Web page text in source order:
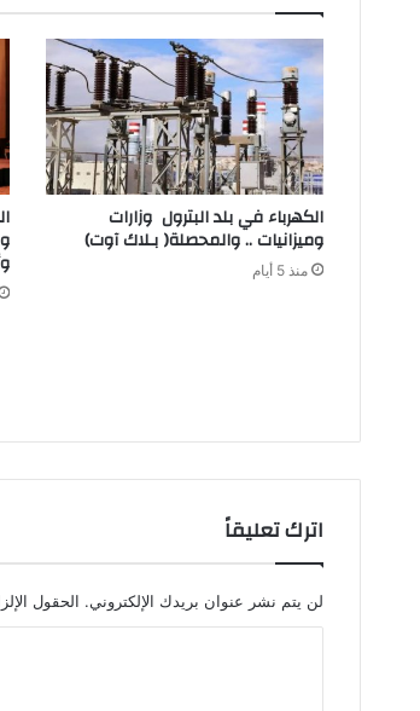
الكهرباء‭ ‬في‭ ‬بلد‭ ‬البترول‭ ‬ وزارات‭
‬وميزانيات‭ .. ‬والمحصلة‭ )‬بـلاك‭ ‬آوت)
منذ 5 أيام
اترك تعليقاً
لن يتم نشر عنوان بريدك الإلكتروني. الحقول